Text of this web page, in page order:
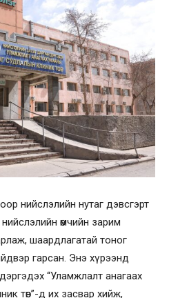
нийслэлийн нутаг дэвсгэрт
өмчийн зарим
шаардлагатай тоног
гарсан. Энэ хүрээнд
“Уламжлалт анагаах
төв”-д их засвар хийж,